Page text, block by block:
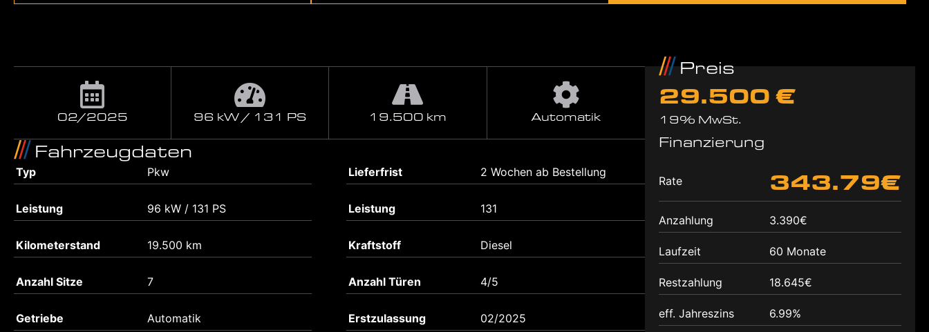
02/2025 96 kW / 131 PS 19.500 km Automatik
Fahrzeugdaten
Typ Pkw Lieferfrist 2 Wochen ab Bestellung
Leistung 96 kW / 131 PS Leistung 131
Kilometerstand 19.500 km Kraftstoff Diesel
Anzahl Sitze 7 Anzahl Türen 4/5
Getriebe Automatik Erstzulassung 02/2025
Preis
29.500 €
19% MwSt.
Finanzierung
Rate 343.79€
Anzahlung 3.390€
Laufzeit 60 Monate
Restzahlung 18.645€
eff. Jahreszins 6.99%